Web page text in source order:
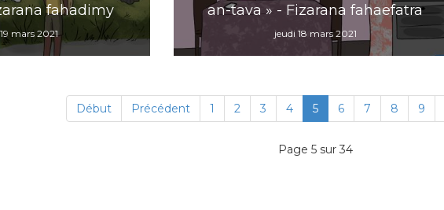
fahadimy
mars 2021
an-tava » - Fizarana fahaefatra
jeudi 18 mars 2021
Début Précédent 1 2 3 4 5 6 7 8 9
Page 5 sur 34